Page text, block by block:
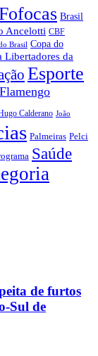
Brasil
Ancelotti CBF
Brasil Copa do
Libertadores da
Esporte
Flamengo
Calderano João
Palmeiras Pelci
Saúde
de furtos
Sul de